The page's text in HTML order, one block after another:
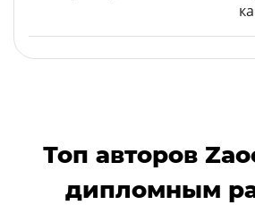
Топ авторов
дипломным